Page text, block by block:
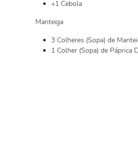
+1 Cebola
Manteiga
3 Colheres (Sopa) de
1 Colher (Sopa) de Páprica